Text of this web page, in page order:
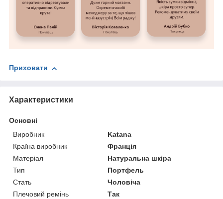
Приховати
Характеристики
Основні
Виробник
Katana
Країна виробник
Франція
Матеріал
Натуральна шкіра
Тип
Портфель
Стать
Чоловіча
Плечовий ремінь
Так